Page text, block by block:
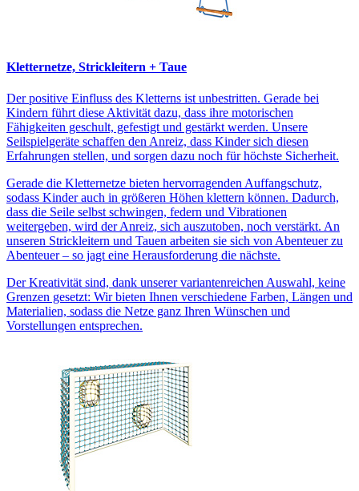
Kletternetze, Strickleitern + Taue
Der positive Einfluss des Kletterns ist unbestritten. Gerade bei
Kindern führt diese Aktivität dazu, dass ihre motorischen
Fähigkeiten geschult, gefestigt und gestärkt werden. Unsere
Seilspielgeräte schaffen den Anreiz, dass Kinder sich diesen
Erfahrungen stellen, und sorgen dazu noch für höchste Sicherheit.
Gerade die Kletternetze bieten hervorragenden Auffangschutz,
sodass Kinder auch in größeren Höhen klettern können. Dadurch,
dass die Seile selbst schwingen, federn und Vibrationen
weitergeben, wird der Anreiz, sich auszutoben, noch verstärkt. An
unseren Strickleitern und Tauen arbeiten sie sich von Abenteuer zu
Abenteuer – so jagt eine Herausforderung die nächste.
Der Kreativität sind, dank unserer variantenreichen Auswahl, keine
Grenzen gesetzt: Wir bieten Ihnen verschiedene Farben, Längen und
Materialien, sodass die Netze ganz Ihren Wünschen und
Vorstellungen entsprechen.